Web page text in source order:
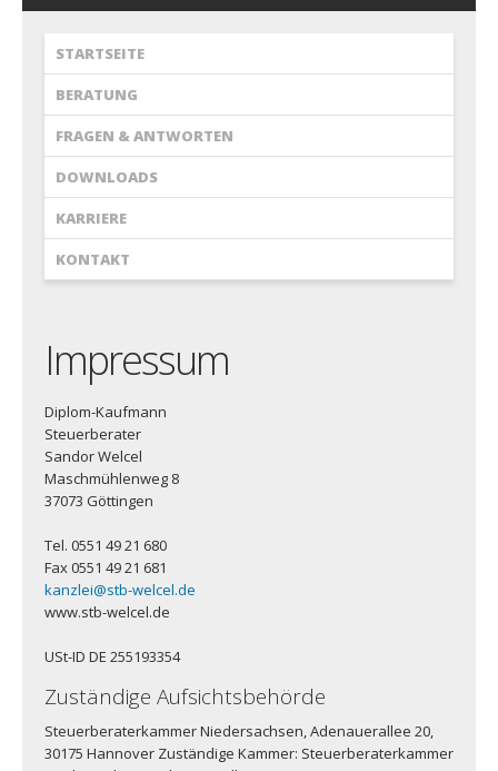
STARTSEITE
BERATUNG
FRAGEN & ANTWORTEN
DOWNLOADS
KARRIERE
KONTAKT
Impressum
Diplom-Kaufmann
Steuerberater
Sandor Welcel
Maschmühlenweg 8
37073 Göttingen
Tel. 0551 49 21 680
Fax 0551 49 21 681
kanzlei@stb-welcel.de
www.stb-welcel.de
USt-ID DE 255193354
Zuständige Aufsichtsbehörde
Steuerberaterkammer Niedersachsen, Adenauerallee 20,
30175 Hannover Zuständige Kammer: Steuerberaterkammer